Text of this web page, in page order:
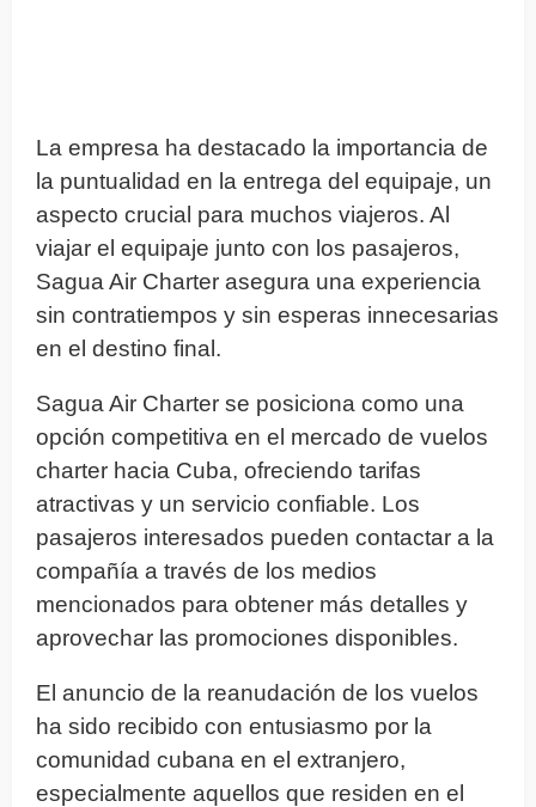
La empresa ha destacado la importancia de
la puntualidad en la entrega del equipaje, un
aspecto crucial para muchos viajeros. Al
viajar el equipaje junto con los pasajeros,
Sagua Air Charter asegura una experiencia
sin contratiempos y sin esperas innecesarias
en el destino final.
Sagua Air Charter se posiciona como una
opción competitiva en el mercado de vuelos
charter hacia Cuba, ofreciendo tarifas
atractivas y un servicio confiable. Los
pasajeros interesados pueden contactar a la
compañía a través de los medios
mencionados para obtener más detalles y
aprovechar las promociones disponibles.
El anuncio de la reanudación de los vuelos
ha sido recibido con entusiasmo por la
comunidad cubana en el extranjero,
especialmente aquellos que residen en el